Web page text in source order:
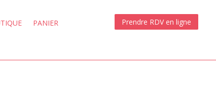
PANIER Prendre RDV en ligne